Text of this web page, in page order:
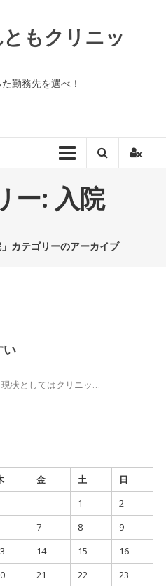
もクリニッ
勤務先を選べ！
ー: 入院
」カテゴリーのアーカイブ
い
状としてはクリニッ…
金 土
日
1
2
7 8
9
14 15
16
21 22
23